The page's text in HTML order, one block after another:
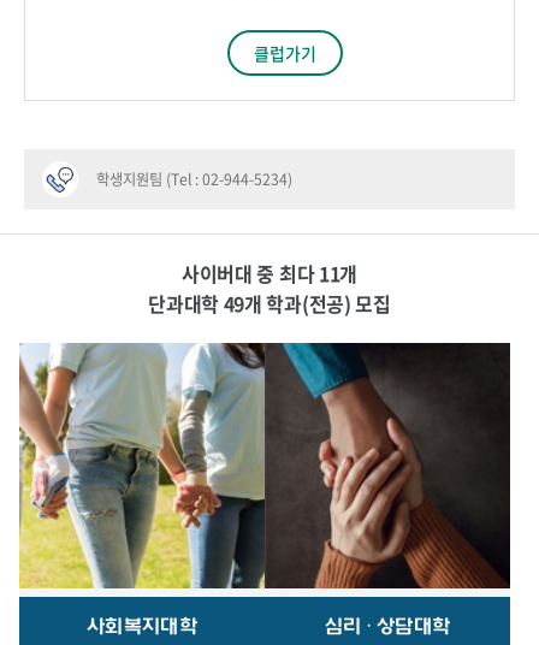
클럽가기
학생지원팀 (Tel : 02-944-5234)
사이버대 중 최다 11개
단과대학 49개 학과(전공) 모집
사회복지대학 심리·상담대학